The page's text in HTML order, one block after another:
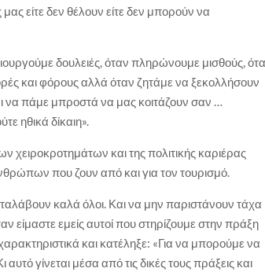
είτε δεν θέλουν είτε δεν μπορούν να
δουλειές, όταν πληρώνουμε μισθούς,
και φόρους αλλά όταν ζητάμε να ξεκολλήσουν
να πάμε μπροστά να μας κοιτάζουν σαν …
ηθικά δίκαιη».
χειροκροτημάτων και της πολιτικής καριέρας
που ζουν από και για τον τουρισμό.
καλά όλοι. Και να μην παριστάνουν τάχα
είμαστε εμείς αυτοί που στηρίζουμε στην πράξη
και κατέληξε: «Για να μπορούμε να
γίνεται μέσα από τις δικές τους πράξεις και